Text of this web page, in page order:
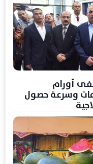
أورام
وسرعة حصول